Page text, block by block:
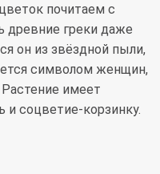
почитаем с
древние греки даже
он из звёздной пыли,
символом женщин,
имеет
и соцветие-корзинку.